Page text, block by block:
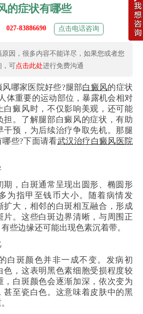
的症状有哪些
027-83886690 点击电话咨询
原因，很多内容不能详尽，如果您或者您
，可点击此处进行免费沟通
哪家医院好些?腿部白癜风的症状
体重要的运动部位，暴露机会相对
白癜风时，不仅影响美观，还可能
担。了解腿部白癜风的症状，有助
干预，为后续治疗争取先机。那腿
些?下面请看武汉治疗白癜风医院
，白斑通常呈现出圆形、椭圆形
为指甲至钱币大小。随着病情发
扩大，相邻的白斑相互融合，形成
片。这些白斑边界清晰，与周围正
些边缘还可能出现色素沉着带。
斑颜色并非一成不变。发病初
色，这表明黑色素细胞受损程度较
，白斑颜色会逐渐加深，依次变为
甚至瓷白色。这意味着皮肤中的黑